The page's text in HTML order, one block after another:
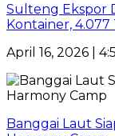
Sulteng Ekspor
Kontainer, 4.077
April 16, 2026 |
Banggai Laut